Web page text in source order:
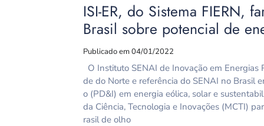
ISI-ER, do Sistema FIERN,
Brasil sobre potencial de
Publicado em 04/01/2022
O Instituto SENAI de Inovação em Energias
de do Norte e referência do SENAI no Brasil
o (PD&I) em energia eólica, solar e
da Ciência, Tecnologia e Inovações (MCTI)
rasil de olho